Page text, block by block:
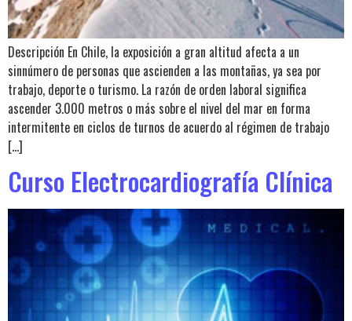
Descripción En Chile, la exposición a gran altitud afecta a un
sinnúmero de personas que ascienden a las montañas, ya sea por
trabajo, deporte o turismo. La razón de orden laboral significa
ascender 3.000 metros o más sobre el nivel del mar en forma
intermitente en ciclos de turnos de acuerdo al régimen de trabajo
[…]
Curso Electrocardiografía Clínica